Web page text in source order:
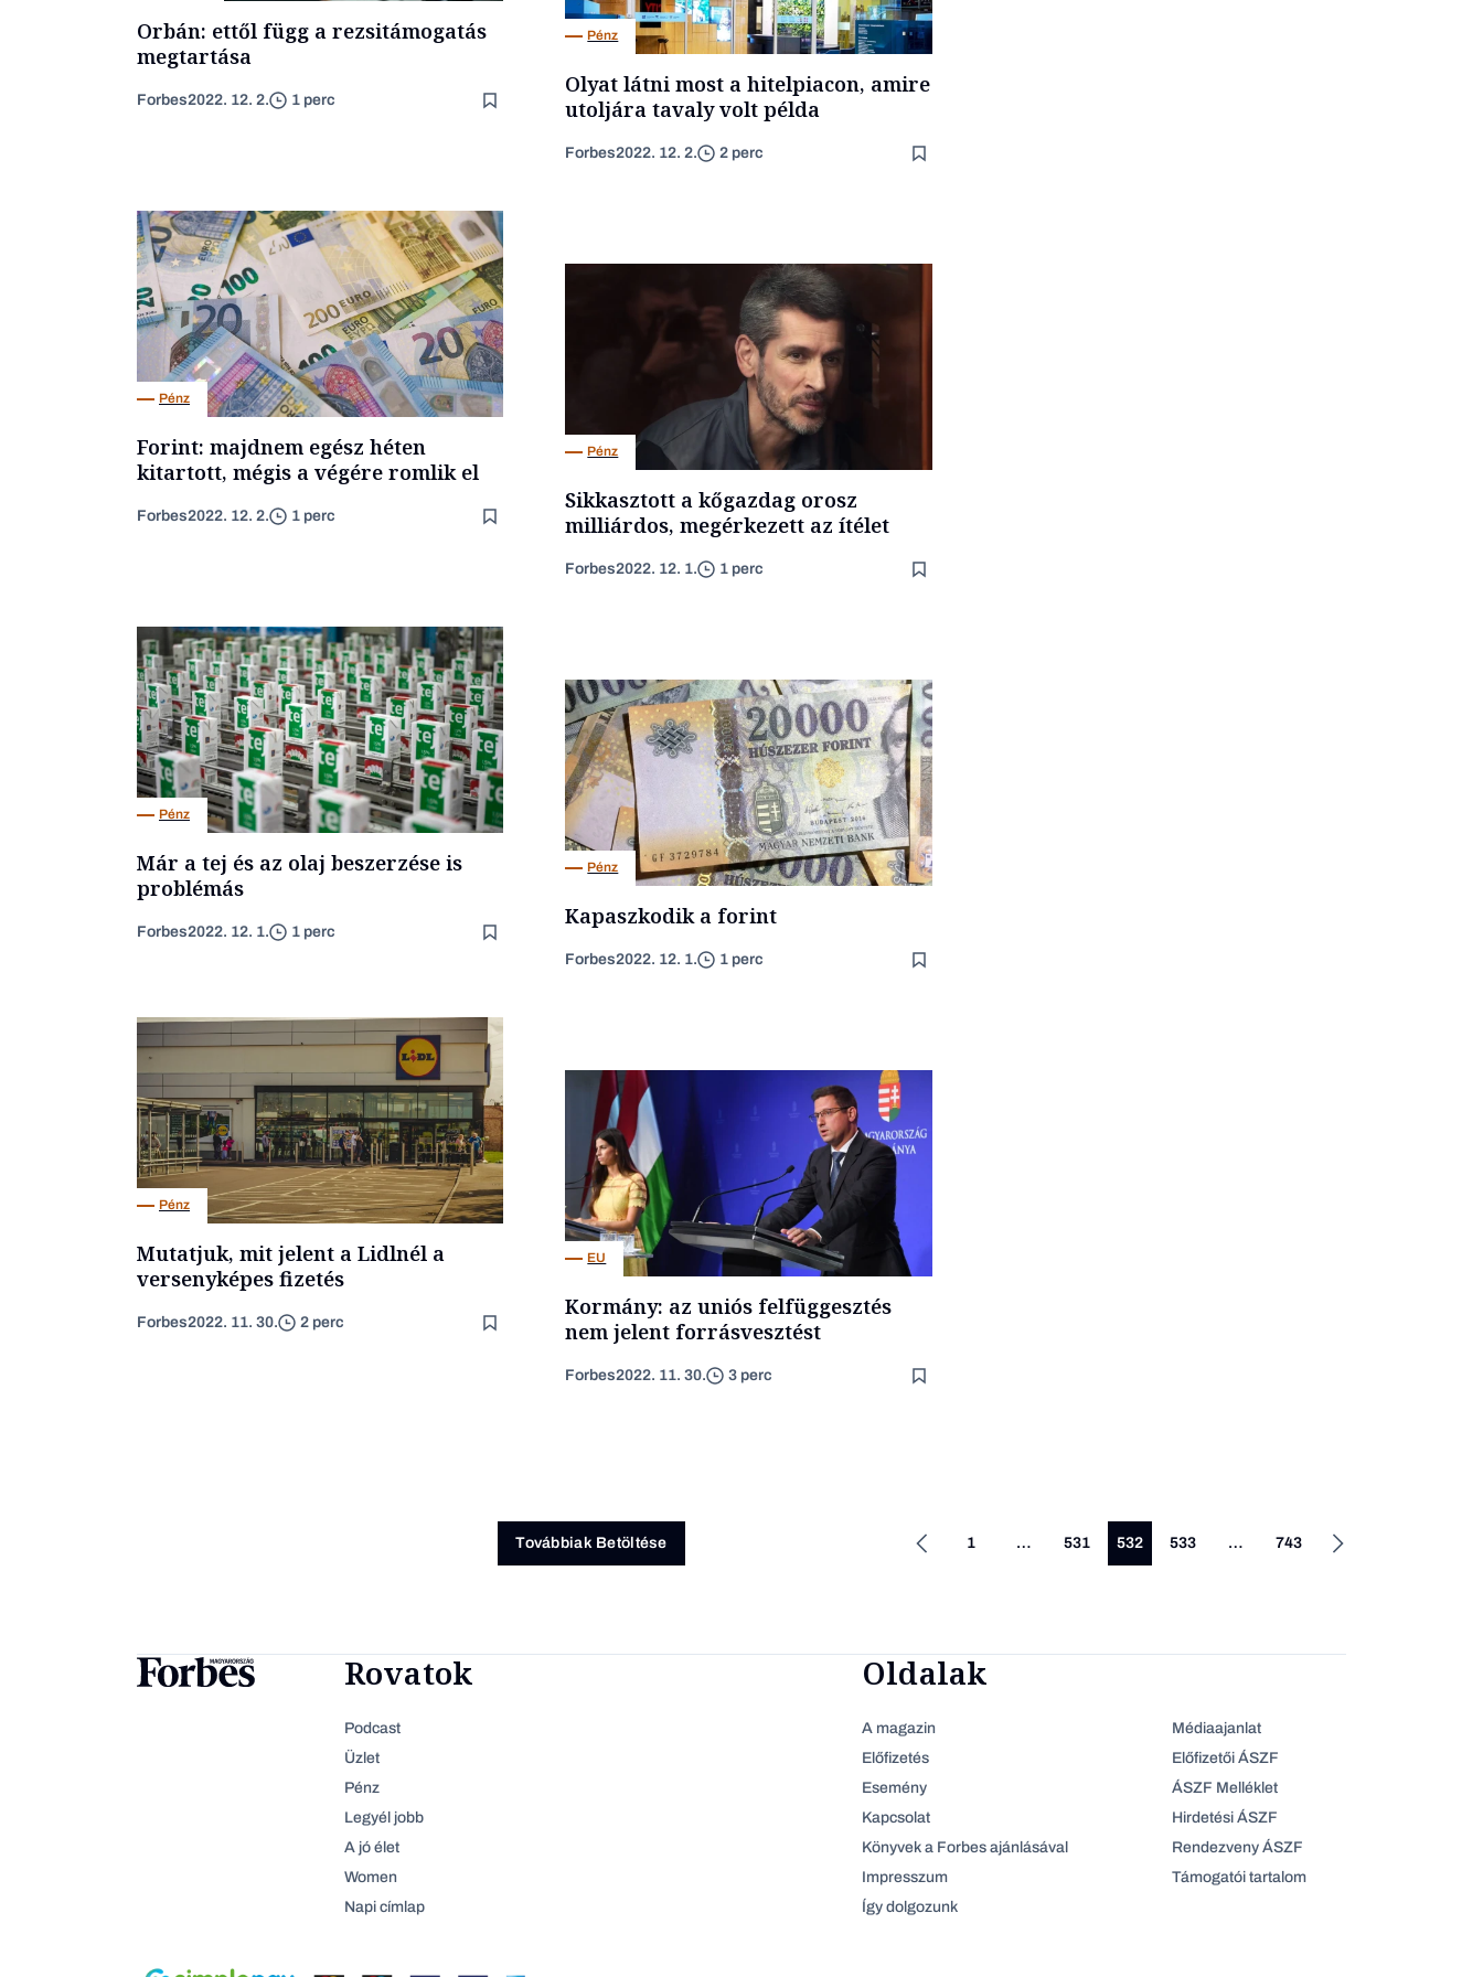
Orbán: ettől függ a rezsitámogatás
megtartása
Forbes2022. 12. 2. 1 perc
Pénz
Olyat látni most a hitelpiacon, amire
utoljára tavaly volt példa
Forbes2022. 12. 2. 2 perc
Pénz
Forint: majdnem egész héten
kitartott, mégis a végére romlik el
Forbes2022. 12. 2. 1 perc
Pénz
Sikkasztott a kőgazdag orosz
milliárdos, megérkezett az ítélet
Forbes2022. 12. 1. 1 perc
Pénz
Már a tej és az olaj beszerzése is
problémás
Forbes2022. 12. 1. 1 perc
Pénz
Kapaszkodik a forint
Forbes2022. 12. 1. 1 perc
Pénz
Mutatjuk, mit jelent a Lidlnél a
versenyképes fizetés
Forbes2022. 11. 30. 2 perc
EU
Kormány: az uniós felfüggesztés
nem jelent forrásvesztést
Forbes2022. 11. 30. 3 perc
Továbbiak Betöltése 1 … 531 532 533 … 743
Rovatok
Podcast
Üzlet
Pénz
Legyél jobb
A jó élet
Women
Napi címlap
Oldalak
A magazin
Előfizetés
Esemény
Kapcsolat
Könyvek a Forbes ajánlásával
Impresszum
Így dolgozunk
Médiaajanlat
Előfizetői ÁSZF
ÁSZF Melléklet
Hirdetési ÁSZF
Rendezveny ÁSZF
Támogatói tartalom